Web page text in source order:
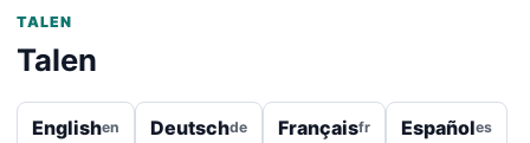
TALEN
Talen
Englishen Deutschde Françaisfr Españoles